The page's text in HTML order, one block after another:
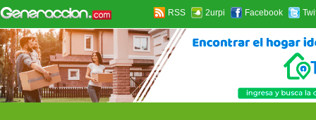
RSS 2urpi Facebook